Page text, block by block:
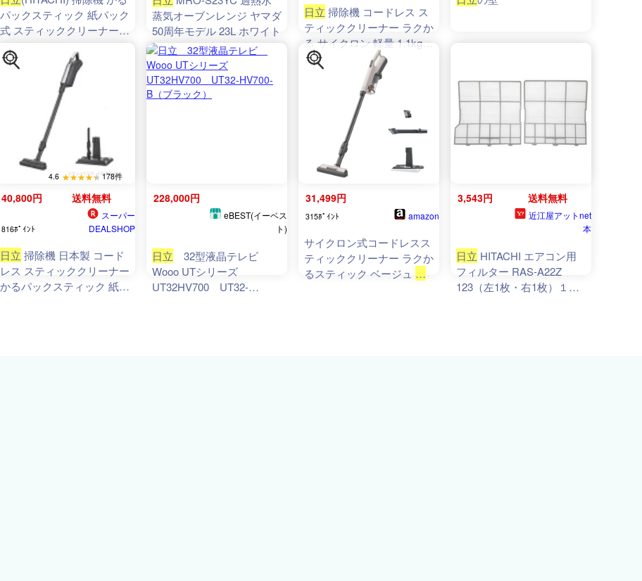
パックスティック 紙パック
式 スティッククリーナー
PKV-BK3K V ライトラベン
ダー 日本製 強力パワー 軽
蒸気オーブンレンジ ヤマダ
50周年モデル 23L ホワイト
日立 掃除機 コードレス ス
ティッククリーナー ラクか
る サイクロン 軽量 1.1kg
自走式 LEDライト ハンデ
ィ 日本製 PV-BL2H N
40,800円 送料無料
816ﾎﾟｲﾝﾄ
スーパー
DEALSHOP
4.6 178件
日立 掃除機 日本製 コード
レス スティッククリーナー
かるパックスティック 紙パ
228,000円
eBEST(イーベス
ト)
日立 32型液晶テレビ
Wooo UTシリーズ
UT32HV700 UT32-
31,499円
315ﾎﾟｲﾝﾄ amazon
サイクロン式コードレスス
ティッククリーナー ラクか
るスティック ベージュ 日
3,543円 送料無料
近江屋アットnet
本
日立 HITACHI エアコン用
フィルター RAS-A22Z
123（左1枚・右1枚）１セ